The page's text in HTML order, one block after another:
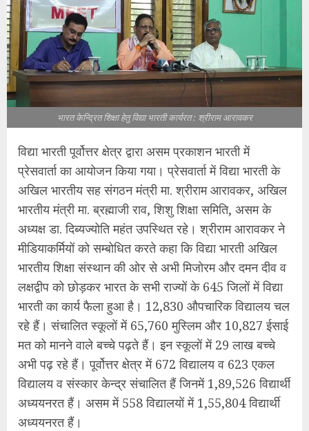
भारत केन्द्रित शिक्षा हेतु विद्या भारती कार्यरत : श्रीराम आरावकर
विद्या भारती पूर्वोत्तर क्षेत्र द्वारा असम प्रकाशन भारती में
प्रेसवार्ता का आयोजन किया गया। प्रेसवार्ता में विद्या भारती के
अखिल भारतीय सह संगठन मंत्री मा. श्रीराम आरावकर, अखिल
भारतीय मंत्री मा. ब्रह्माजी राव, शिशु शिक्षा समिति, असम के
अध्यक्ष डा. दिब्यज्योति महंत उपस्थित रहे। श्रीराम आरावकर ने
मीडियाकर्मियों को सम्बोधित करते कहा कि विद्या भारती अखिल
भारतीय शिक्षा संस्थान की ओर से अभी मिजोरम और दमन दीव व
लक्षद्वीप को छोड़कर भारत के सभी राज्यों के 645 जिलों में विद्या
भारती का कार्य फैला हुआ है। 12,830 औपचारिक विद्यालय चल
रहे हैं। संचालित स्कूलों में 65,760 मुस्लिम और 10,827 ईसाई
मत को मानने वाले बच्चे पढ़ते हैं। इन स्कूलों में 29 लाख बच्चे
अभी पढ़ रहे हैं। पूर्वोत्तर क्षेत्र में 672 विद्यालय व 623 एकल
विद्यालय व संस्कार केन्द्र संचालित हैं जिनमें 1,89,526 विद्यार्थी
अध्ययनरत हैं। असम में 558 विद्यालयों में 1,55,804 विद्यार्थी
अध्ययनरत हैं।